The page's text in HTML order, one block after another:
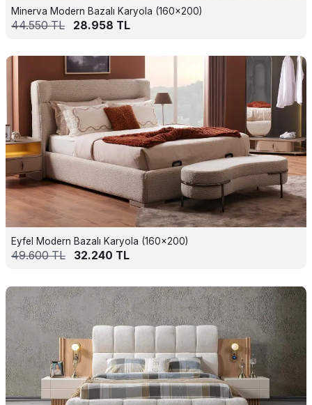
Minerva Modern Bazalı Karyola (160x200)
44.550TL 28.958 TL
Eyfel Modern Bazalı Karyola (160x200)
49.600TL 32.240 TL